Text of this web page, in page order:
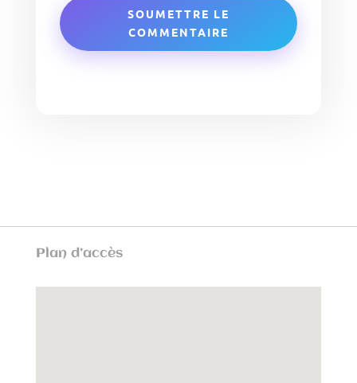
SOUMETTRE LE
COMMENTAIRE
Plan d’accès